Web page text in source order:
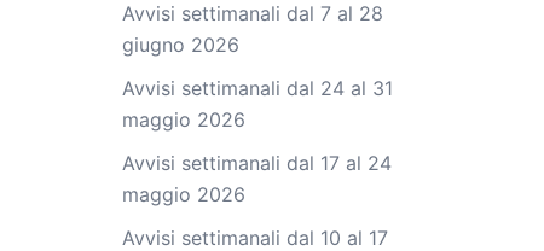
Avvisi settimanali dal 7 al 28
giugno 2026
Avvisi settimanali dal 24 al 31
maggio 2026
Avvisi settimanali dal 17 al 24
maggio 2026
Avvisi settimanali dal 10 al 17